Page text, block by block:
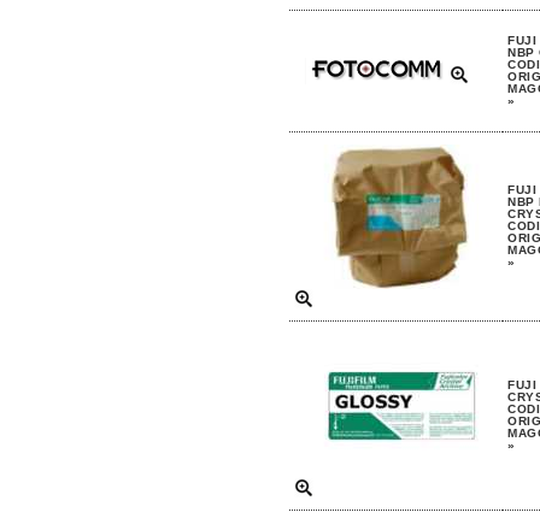
FUJI
NBP
»
FUJI
NBP
»
FUJI
»